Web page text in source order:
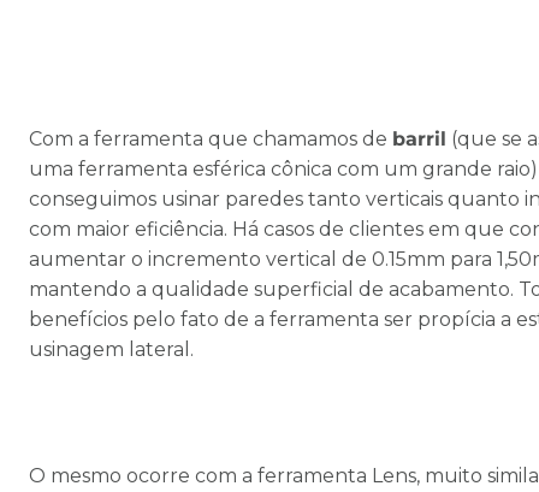
Com a ferramenta que chamamos de barril (que se
uma ferramenta esférica cônica com um grande
conseguimos usinar paredes tanto verticais quanto
com maior eficiência. Há casos de clientes em que
aumentar o incremento vertical de 0.15mm para
mantendo a qualidade superficial de acabamento.
benefícios pelo fato de a ferramenta ser propícia a
usinagem lateral.
O mesmo ocorre com a ferramenta Lens, muito